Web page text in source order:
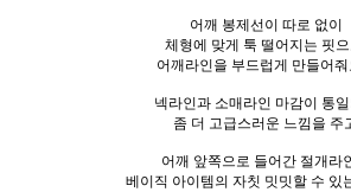
어깨 봉제선이 따로 없이
체형에 맞게 툭 떨어지는 핏
어깨라인을 부드럽게 만들어
넥라인과 소매라인 마감이 통일
좀 더 고급스러운 느낌을 주
어깨 앞쪽으로 들어간 절개라
베이직 아이템의 자칫 밋밋할 수 있